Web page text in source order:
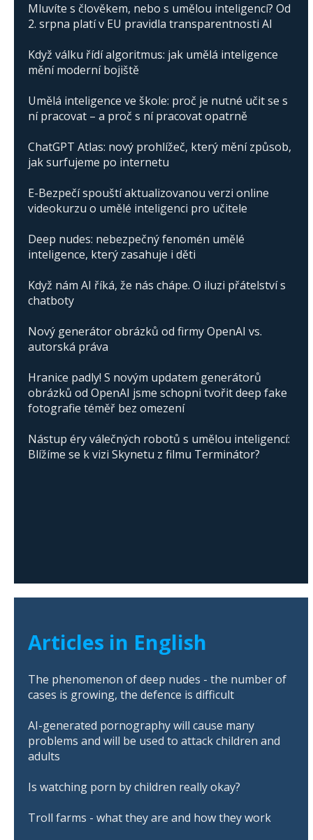
Mluvíte s člověkem, nebo s umělou inteligencí? Od
2. srpna platí v EU pravidla transparentnosti AI
Když válku řídí algoritmus: jak umělá inteligence
mění moderní bojiště
Umělá inteligence ve škole: proč je nutné učit se s
ní pracovat – a proč s ní pracovat opatrně
ChatGPT Atlas: nový prohlížeč, který mění způsob,
jak surfujeme po internetu
E-Bezpečí spouští aktualizovanou verzi online
videokurzu o umělé inteligenci pro učitele
Deep nudes: nebezpečný fenomén umělé
inteligence, který zasahuje i děti
Když nám AI říká, že nás chápe. O iluzi přátelství s
chatboty
Nový generátor obrázků od firmy OpenAI vs.
autorská práva
Hranice padly! S novým updatem generátorů
obrázků od OpenAI jsme schopni tvořit deep fake
fotografie téměř bez omezení
Nástup éry válečných robotů s umělou inteligencí:
Blížíme se k vizi Skynetu z filmu Terminátor?
Articles in English
The phenomenon of deep nudes - the number of
cases is growing, the defence is difficult
AI-generated pornography will cause many
problems and will be used to attack children and
adults
Is watching porn by children really okay?
Troll farms - what they are and how they work